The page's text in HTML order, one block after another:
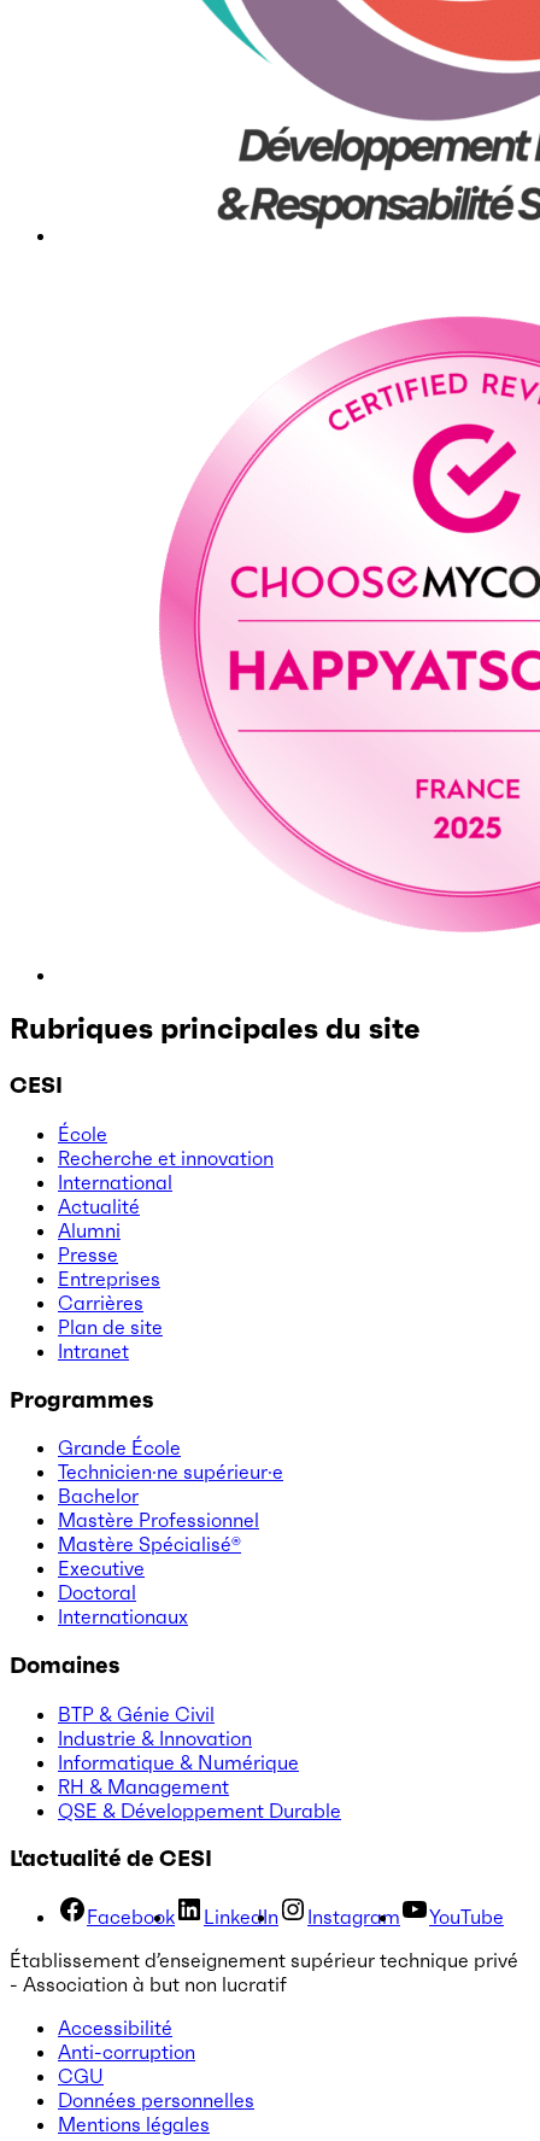
Rubriques principales du site
CESI
École
Recherche et innovation
International
Actualité
Alumni
Presse
Entreprises
Carrières
Plan de site
Intranet
Programmes
Grande École
Technicien·ne supérieur·e
Bachelor
Mastère Professionnel
Mastère Spécialisé®
Executive
Doctoral
Internationaux
Domaines
BTP & Génie Civil
Industrie & Innovation
Informatique & Numérique
RH & Management
QSE & Développement Durable
L'actualité de CESI
Facebook LinkedIn Instagram
YouTube
Établissement d’enseignement supérieur technique privé
- Association à but non lucratif
Accessibilité
Anti-corruption
CGU
Données personnelles
Mentions légales